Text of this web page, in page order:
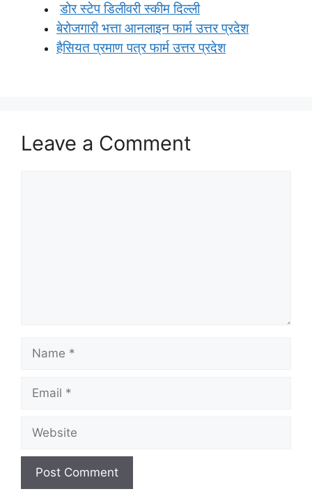
डोर स्टेप डिलीवरी स्कीम दिल्ली
बेरोजगारी भत्ता आनलाइन फार्म उत्तर प्रदेश
हैसियत प्रमाण पत्र फार्म उत्तर प्रदेश
Leave a Comment